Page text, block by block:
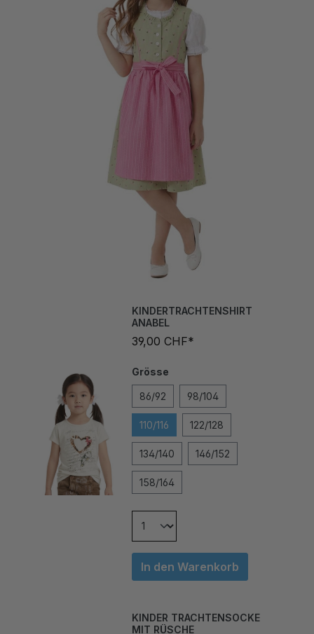
ANABEL
39,00 CHF*
110/116 122/128
134/140 146/152
158/164
In den Warenkorb
MIT RÜSCHE